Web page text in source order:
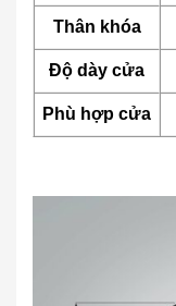
Thân khóa
Độ dày cửa
Phù hợp cửa